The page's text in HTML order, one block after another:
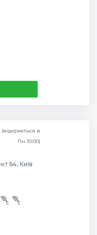
(відкриється в
Пн 10:00)
Повіртрофлотский проспект 64, Київ